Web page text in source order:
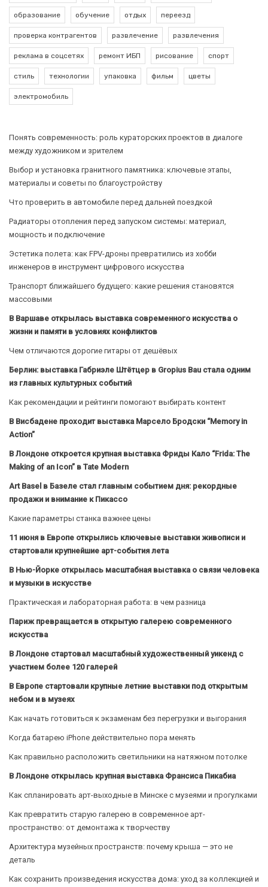
образование обучение отдых переезд
проверка контрагентов развлечение развлечения
реклама в соцсетях ремонт ИБП рисование спорт
стиль технологии упаковка фильм цветы
электромобиль
Понять современность: роль кураторских проектов в диалоге
между художником и зрителем
Выбор и установка гранитного памятника: ключевые этапы,
материалы и советы по благоустройству
Что проверить в автомобиле перед дальней поездкой
Радиаторы отопления перед запуском системы: материал,
мощность и подключение
Эстетика полета: как FPV-дроны превратились из хобби
инженеров в инструмент цифрового искусства
Транспорт ближайшего будущего: какие решения становятся
массовыми
В Варшаве открылась выставка современного искусства о
жизни и памяти в условиях конфликтов
Чем отличаются дорогие гитары от дешёвых
Берлин: выставка Габриэле Штётцер в Gropius Bau стала одним
из главных культурных событий
Как рекомендации и рейтинги помогают выбирать контент
В Висбадене проходит выставка Марсело Бродски “Memory in
Action”
В Лондоне откроется крупная выставка Фриды Кало “Frida: The
Making of an Icon” в Tate Modern
Art Basel в Базеле стал главным событием дня: рекордные
продажи и внимание к Пикассо
Какие параметры станка важнее цены
11 июня в Европе открылись ключевые выставки живописи и
стартовали крупнейшие арт-события лета
В Нью-Йорке открылась масштабная выставка о связи человека
и музыки в искусстве
Практическая и лабораторная работа: в чем разница
Париж превращается в открытую галерею современного
искусства
В Лондоне стартовал масштабный художественный уикенд с
участием более 120 галерей
В Европе стартовали крупные летние выставки под открытым
небом и в музеях
Как начать готовиться к экзаменам без перегрузки и выгорания
Когда батарею iPhone действительно пора менять
Как правильно расположить светильники на натяжном потолке
В Лондоне открылась крупная выставка Франсиса Пикабиа
Как спланировать арт-выходные в Минске с музеями и прогулками
Как превратить старую галерею в современное арт-
пространство: от демонтажа к творчеству
Архитектура музейных пространств: почему крыша — это не
деталь
Как сохранить произведения искусства дома: уход за коллекцией и